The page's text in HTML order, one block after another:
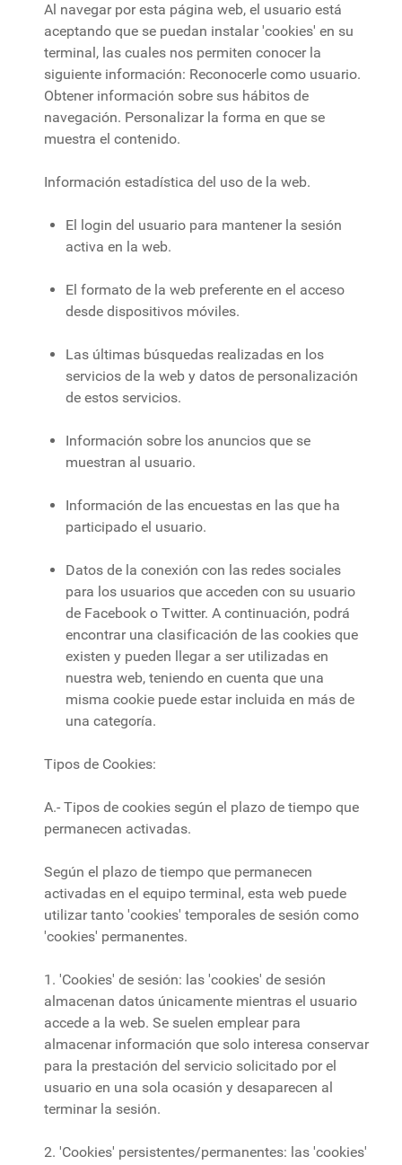
Al navegar por esta página web, el usuario está
aceptando que se puedan instalar 'cookies' en su
terminal, las cuales nos permiten conocer la
siguiente información: Reconocerle como usuario.
Obtener información sobre sus hábitos de
navegación. Personalizar la forma en que se
muestra el contenido.
Información estadística del uso de la web.
El login del usuario para mantener la sesión
activa en la web.
El formato de la web preferente en el acceso
desde dispositivos móviles.
Las últimas búsquedas realizadas en los
servicios de la web y datos de personalización
de estos servicios.
Información sobre los anuncios que se
muestran al usuario.
Información de las encuestas en las que ha
participado el usuario.
Datos de la conexión con las redes sociales
para los usuarios que acceden con su usuario
de Facebook o Twitter. A continuación, podrá
encontrar una clasificación de las cookies que
existen y pueden llegar a ser utilizadas en
nuestra web, teniendo en cuenta que una
misma cookie puede estar incluida en más de
una categoría.
Tipos de Cookies:
A.- Tipos de cookies según el plazo de tiempo que
permanecen activadas.
Según el plazo de tiempo que permanecen
activadas en el equipo terminal, esta web puede
utilizar tanto 'cookies' temporales de sesión como
'cookies' permanentes.
1. 'Cookies' de sesión: las 'cookies' de sesión
almacenan datos únicamente mientras el usuario
accede a la web. Se suelen emplear para
almacenar información que solo interesa conservar
para la prestación del servicio solicitado por el
usuario en una sola ocasión y desaparecen al
terminar la sesión.
2. 'Cookies' persistentes/permanentes: las 'cookies'